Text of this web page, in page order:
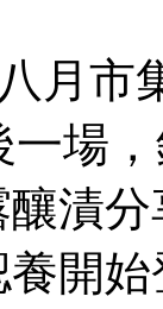
月市
場
漬
開